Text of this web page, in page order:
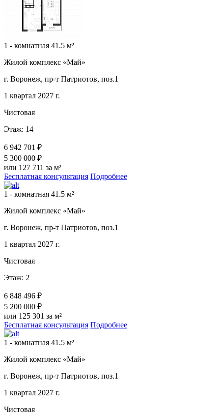
1 - комнатная 41.5 м²
Жилой комплекс «Май»
г. Воронеж, пр-т Патриотов, поз.1
1 квартал 2027 г.
Чистовая
Этаж: 14
6 942 701 ₽
5 300 000 ₽
или 127 711 за м²
Бесплатная консультация Подробнее
1 - комнатная 41.5 м²
Жилой комплекс «Май»
г. Воронеж, пр-т Патриотов, поз.1
1 квартал 2027 г.
Чистовая
Этаж: 2
6 848 496 ₽
5 200 000 ₽
или 125 301 за м²
Бесплатная консультация Подробнее
1 - комнатная 41.5 м²
Жилой комплекс «Май»
г. Воронеж, пр-т Патриотов, поз.1
1 квартал 2027 г.
Чистовая